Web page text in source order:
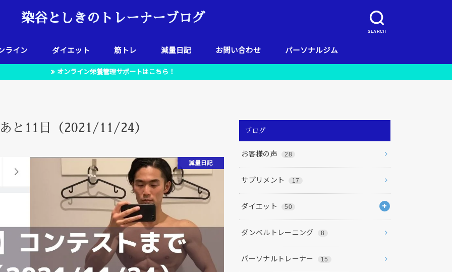
SEARCH
染谷としきのトレーナーブログ
ライン ダイエット 筋トレ 減量日記 お問い合わせ パーソナルジム
オンライン栄養管理サポートはこちら！
と11日（2021/11/24）
減量日記
ブログ
お客様の声 28
サプリメント 17
ダイエット 50
ダンベルトレーニング 8
パーソナルトレーナー 15